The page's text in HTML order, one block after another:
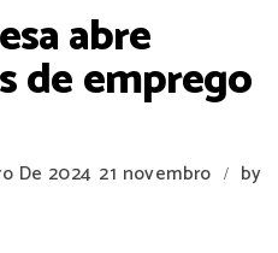
abre
de emprego
De 2024 21 novembro /
by